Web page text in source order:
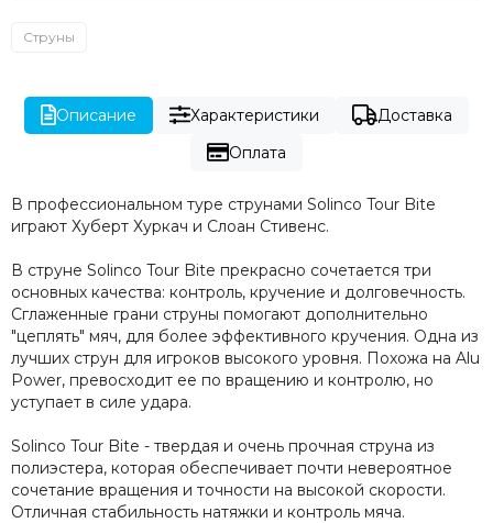
Струны
Описание Характеристики
Доставка
Оплата
В профессиональном туре струнами Solinco Tour Bite
играют Хуберт Хуркач и Слоан Стивенс.
В струне Solinco Tour Bite прекрасно сочетается три
основных качества: контроль, кручение и долговечность.
Сглаженные грани струны помогают дополнительно
"цеплять" мяч, для более эффективного кручения. Одна из
лучших струн для игроков высокого уровня. Похожа на Alu
Power, превосходит ее по вращению и контролю, но
уступает в силе удара.
Solinco Tour Bite - твердая и очень прочная струна из
полиэстера, которая обеспечивает почти невероятное
сочетание вращения и точности на высокой скорости.
Отличная стабильность натяжки и контроль мяча.